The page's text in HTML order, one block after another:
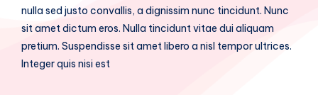
nulla sed justo convallis, a dignissim nunc tincidunt. Nunc
sit amet dictum eros. Nulla tincidunt vitae dui aliquam
pretium. Suspendisse sit amet libero a nisl tempor ultrices.
Integer quis nisi est